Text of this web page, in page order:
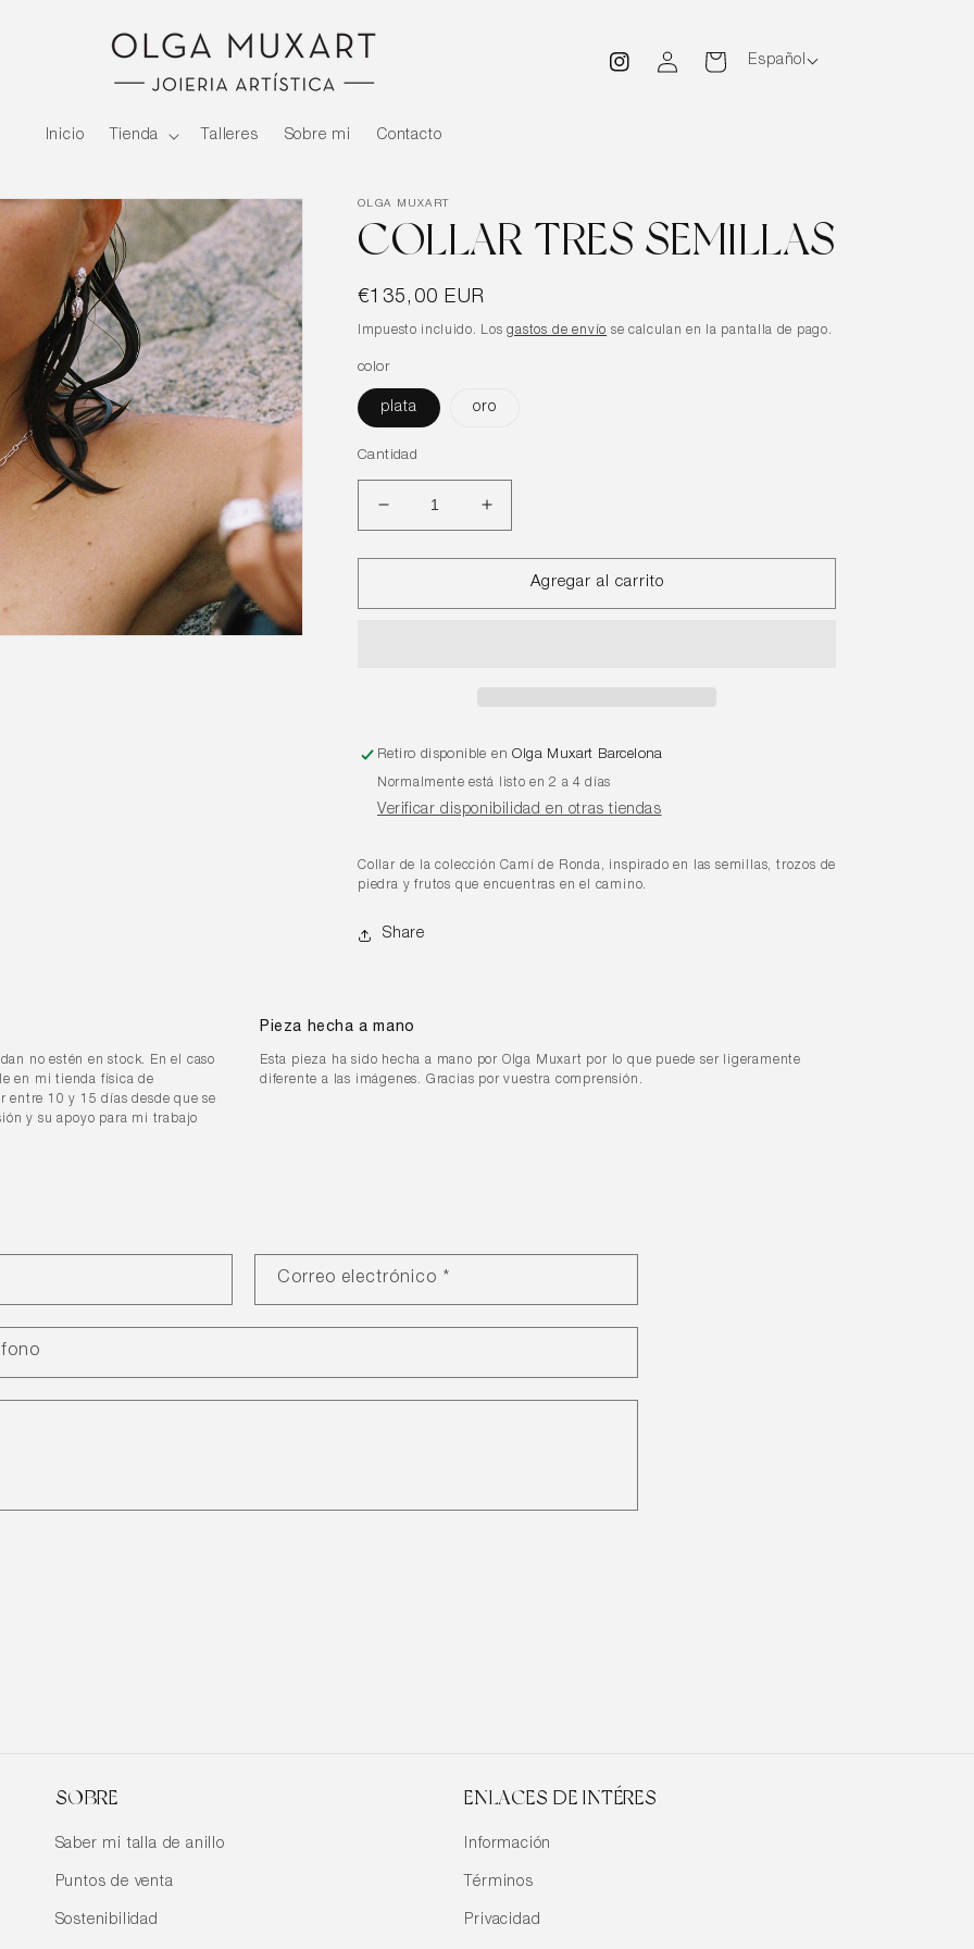
Inicio Tienda Talleres Sobre mi Contacto
Instagram
Iniciar
sesión
Carrito Español
OLGA MUXART
COLLAR TRES SEMILLAS
Precio
habitual
€135,00 EUR
Impuesto incluido. Losgastos de envío se calculan en la pantalla de pago.
color
plata oro
Cantidad
Reducir
cantidad
para
Tres
Aumentar
cantidad
para
Collar
Tres
Agregar al carrito
Retiro disponible enOlga Muxart Barcelona
Normalmente está listo en 2 a 4 días
Verificar disponibilidad en otras tiendas
Collar de la colección Camí de Ronda, inspirado en las semillas, trozos de
piedra y frutos que encuentras en el camino.
Share
no estén en stock. En el caso
en mi tienda física de
entre 10 y 15 días desde que se
y su apoyo para mi trabajo
Pieza hecha a mano
Esta pieza ha sido hecha a mano por Olga Muxart por lo que puede ser ligeramente
diferente a las imágenes. Gracias por vuestra comprensión.
Correo electrónico *
SOBRE
Saber mi talla de anillo
Puntos de venta
Sostenibilidad
ENLACES DE INTÉRES
Información
Términos
Privacidad